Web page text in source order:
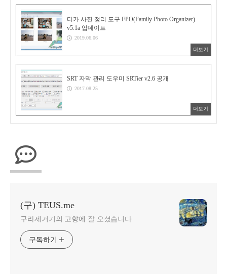
디카 사진 정리 도구 FPO(Family Photo Organizer)
v5.1a 업데이트
2019.06.06
더보기
SRT 자막 관리 도우미 SRTier v2.6 공개
2017.08.25
더보기
(구) TEUS.me
구라제거기의 고향에 잘 오셨습니다
구독하기